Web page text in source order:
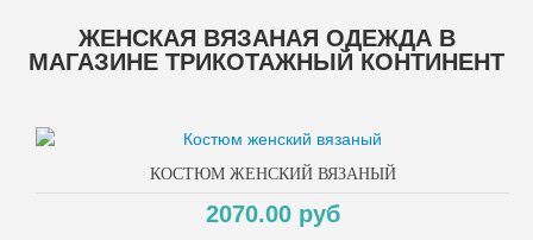
ЖЕНСКАЯ ВЯЗАНАЯ ОДЕЖДА В
МАГАЗИНЕ ТРИКОТАЖНЫЙ КОНТИНЕНТ
КОСТЮМ ЖЕНСКИЙ ВЯЗАНЫЙ
2070.00 руб